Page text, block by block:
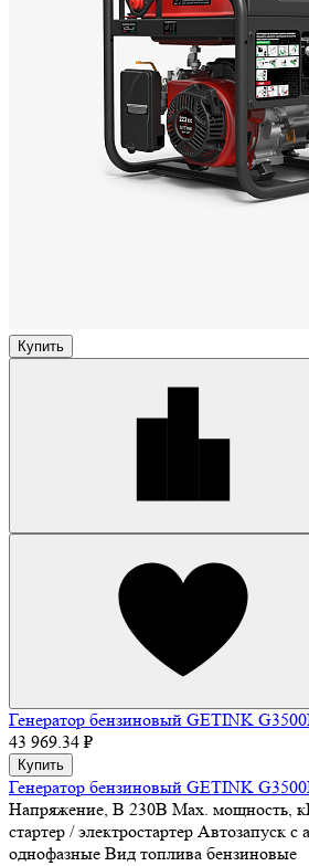
Купить
Генератор бензиновый GETINK
43 969.34 ₽
Купить
Генератор бензиновый GETINK
Напряжение, В 230В Max. мощность,
стартер / электростартер Автозапуск с
однофазные Вид топлива бензиновые